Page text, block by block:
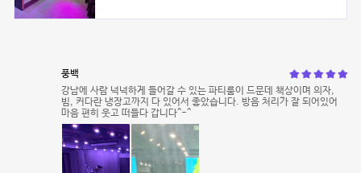
풍백
강남에 사람 넉넉하게 들어갈 수 있는 파티룸이 드문데 책상이며 의자,
빔, 커다란 냉장고까지 다 있어서 좋았습니다. 방음 처리가 잘 되어있어
마음 편히 웃고 떠들다 갑니다^-^